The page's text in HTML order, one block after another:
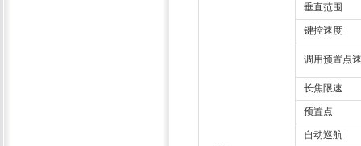
垂直范围
键控速度
调用预置点
长焦限速
预置点
自动巡航